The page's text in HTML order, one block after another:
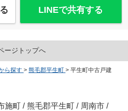
LINEで共有する
ージトップへ
ら探す > 熊毛郡平生町 > 平生町中古戸建
施町 / 熊毛郡平生町 / 周南市 /